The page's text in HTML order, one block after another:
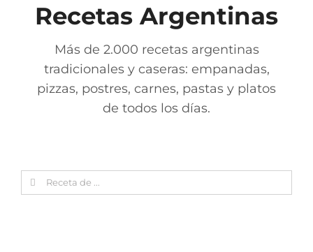
Recetas Argentinas
Más de 2.000 recetas argentinas
tradicionales y caseras: empanadas,
pizzas, postres, carnes, pastas y platos
de todos los días.
Search
for: